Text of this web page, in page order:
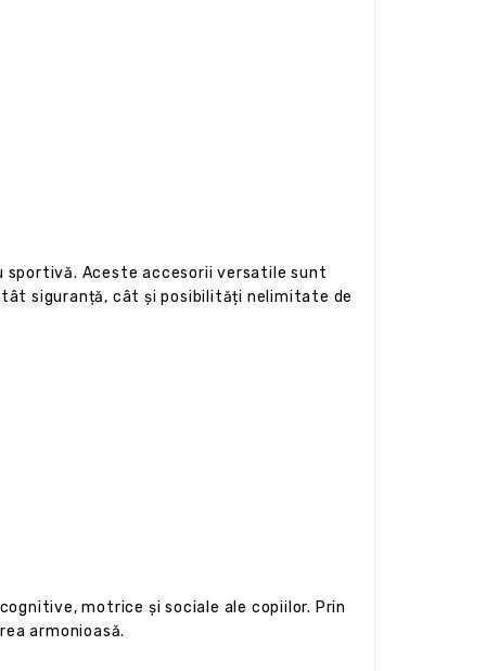
Aceste accesorii versatile sunt
siguranță, cât și posibilități nelimitate de
motrice și sociale ale copiilor. Prin
armonioasă.